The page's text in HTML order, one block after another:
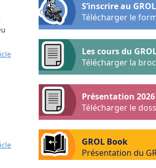
S’inscrire au GROL
Télécharger le
Les cours du
Télécharger la
Présentation 2026
Télécharger le
GROL Book
Présentation du